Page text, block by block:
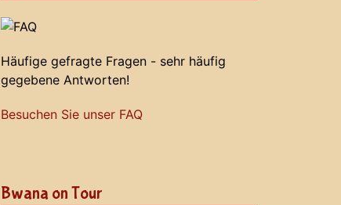
Häufige gefragte Fragen - sehr häufig
gegebene Antworten!
Besuchen Sie unser FAQ
Bwana on Tour